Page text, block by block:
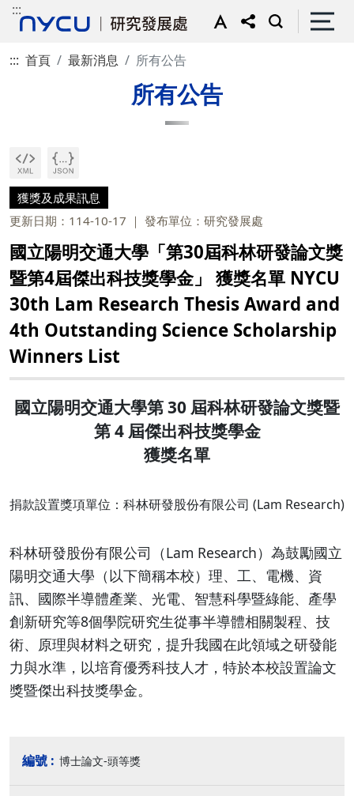
:::
::: 首頁 最新消息 所有公告
所有公告
獲獎及成果訊息
更新日期：114-10-17
發布單位：研究發展處
國立陽明交通大學「第30屆科林研發論文獎
暨第4屆傑出科技獎學金」 獲獎名單 NYCU
30th Lam Research Thesis Award and
4th Outstanding Science Scholarship
Winners List
國立陽明交通大學第 30 屆科林研發論文獎暨
第 4 屆傑出科技獎學金
獲獎名單
捐款設置獎項單位：科林研發股份有限公司 (Lam Research)
科林研發股份有限公司（Lam Research）為鼓勵國立
陽明交通大學（以下簡稱本校）理、工、電機、資
訊、國際半導體產業、光電、智慧科學暨綠能、產學
創新研究等8個學院研究生從事半導體相關製程、技
術、原理與材料之研究，提升我國在此領域之研發能
力與水準，以培育優秀科技人才，特於本校設置論文
獎暨傑出科技獎學金。
博士論文-頭等獎